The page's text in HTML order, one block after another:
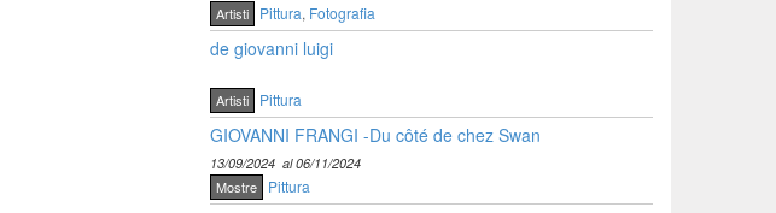
Artisti Pittura, Fotografia
de giovanni luigi
Artisti Pittura
GIOVANNI FRANGI -Du côté de chez Swan
13/09/2024 al 06/11/2024
Mostre Pittura